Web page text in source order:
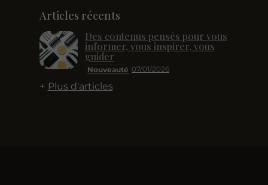
Articles récents
Nouveauté 07/01/2026
Des contenus pensés pour vous
informer, vous inspirer, vous
guider
Plus d'articles